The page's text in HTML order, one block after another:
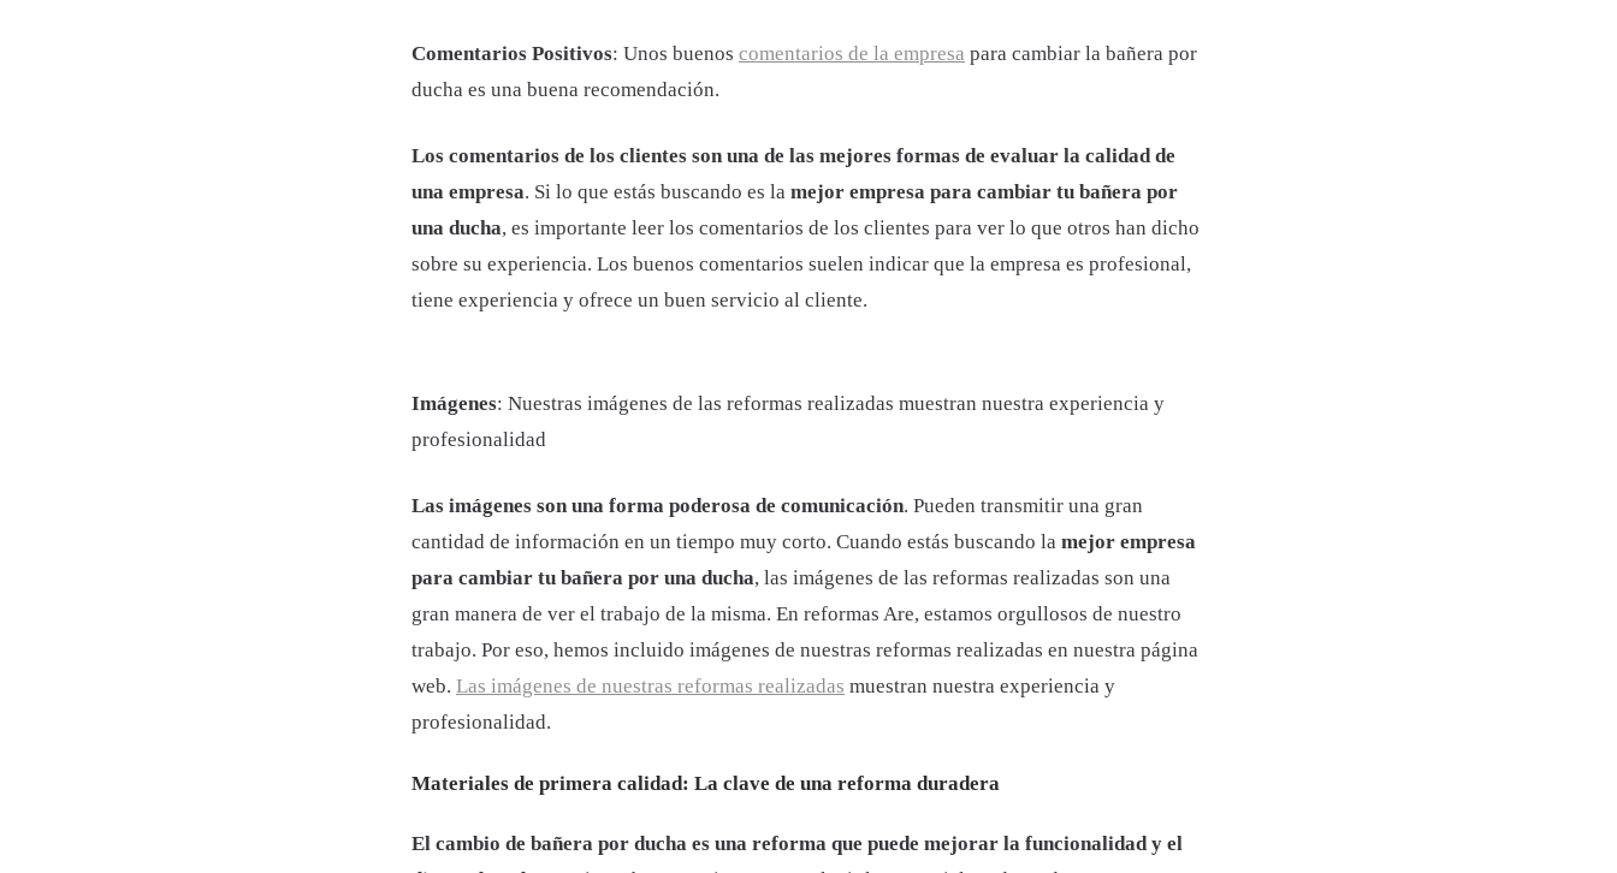
Comentarios Positivos: Unos buenos comentarios de la empresa para cambiar la bañera por
ducha es una buena recomendación.
Los comentarios de los clientes son una de las mejores formas de evaluar la calidad de
una empresa. Si lo que estás buscando es la mejor empresa para cambiar tu bañera por
una ducha, es importante leer los comentarios de los clientes para ver lo que otros han dicho
sobre su experiencia. Los buenos comentarios suelen indicar que la empresa es profesional,
tiene experiencia y ofrece un buen servicio al cliente.
Imágenes: Nuestras imágenes de las reformas realizadas muestran nuestra experiencia y
profesionalidad
Las imágenes son una forma poderosa de comunicación. Pueden transmitir una gran
cantidad de información en un tiempo muy corto. Cuando estás buscando la mejor empresa
para cambiar tu bañera por una ducha, las imágenes de las reformas realizadas son una
gran manera de ver el trabajo de la misma. En reformas Are, estamos orgullosos de nuestro
trabajo. Por eso, hemos incluido imágenes de nuestras reformas realizadas en nuestra página
web. Las imágenes de nuestras reformas realizadas muestran nuestra experiencia y
profesionalidad.
Materiales de primera calidad: La clave de una reforma duradera
El cambio de bañera por ducha es una reforma que puede mejorar la funcionalidad y el